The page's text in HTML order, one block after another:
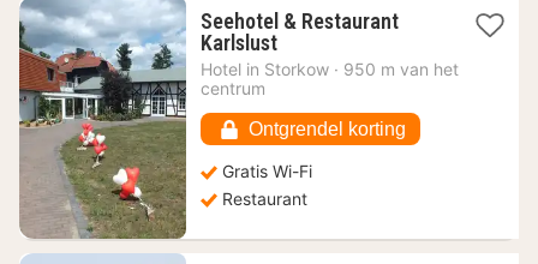
Seehotel & Restaurant
Karlslust1
nacht
€
Hotel in Storkow · 950 m van het
centrum
Ontgrendel korting
Gratis Wi-Fi
Restaurant